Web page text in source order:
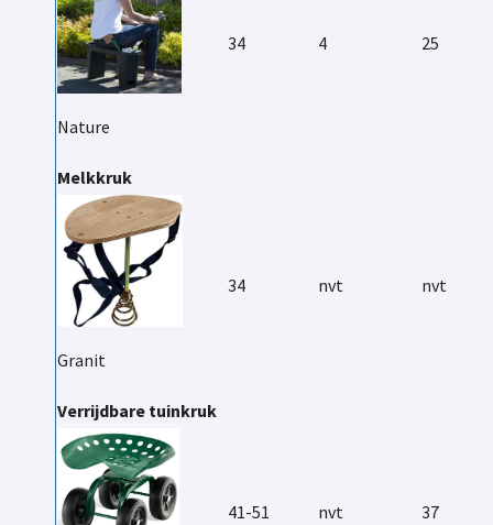
Nature
34 4 25
Melkkruk
Granit
34 nvt nvt
Verrijdbare tuinkruk
41-51 nvt 37